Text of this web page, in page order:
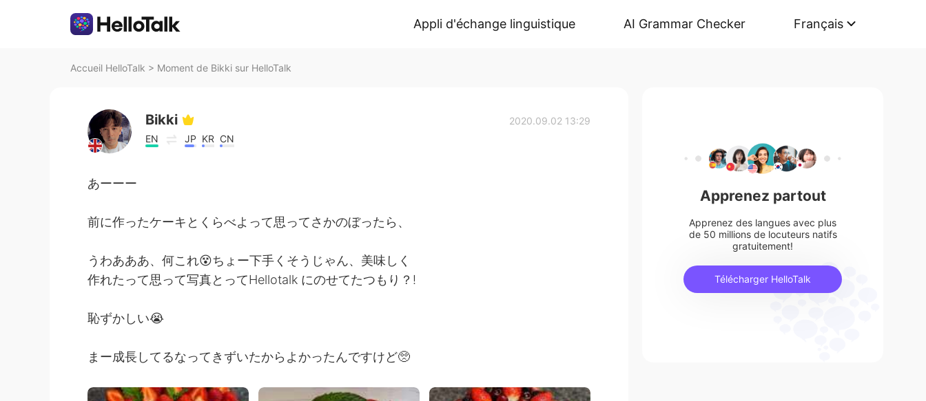
Appli d'échange linguistique AI Grammar Checker Français
Accueil HelloTalk > Moment de Bikki sur HelloTalk
Bikki
EN JP KR CN
2020.09.02 13:29
あーーー
前に作ったケーキとくらべよって思ってさかのぼったら、
うわあああ、何これ😵ちょー下手くそうじゃん、美味しく
作れたって思って写真とってHellotalk にのせてたつもり？!
恥ずかしい😭
まー成長してるなってきずいたからよかったんですけど🥺
Apprenez partout
Apprenez des langues avec plus
de 50 millions de locuteurs natifs
gratuitement!
Télécharger HelloTalk